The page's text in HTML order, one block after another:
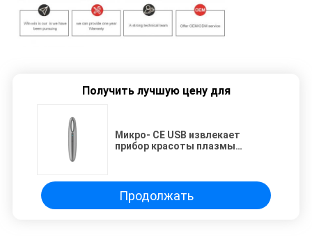
Получить лучшую цену для
Микро- CE USB извлекает
прибор красоты плазмы
Продолжать